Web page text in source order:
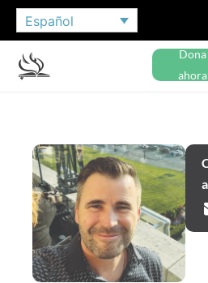
Español
Dona
ahora